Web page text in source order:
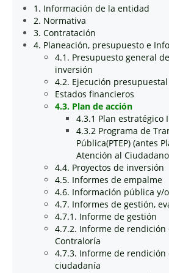
1. Información de la entidad
2. Normativa
3. Contratación
4. Planeación, presupuesto e
4.1. Presupuesto general
inversión
4.2. Ejecución presupuestal
Estados financieros
4.3. Plan de acción
4.3.1 Plan estratégico
4.3.2 Programa de
Pública(PTEP) (antes
Atención al
4.4. Proyectos de inversión
4.5. Informes de empalme
4.6. Información pública y/
4.7. Informes de gestión,
4.7.1. Informe de gestión
4.7.2. Informe de rendición
Contraloría
4.7.3. Informe de rendición
ciudadanía